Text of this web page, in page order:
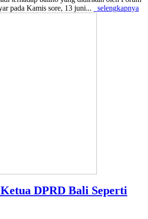
pada Kamis sore, 13 juni...
selengkapnya
DPRD Bali Seperti